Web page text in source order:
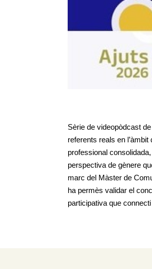
Sèrie de videopòdcast
referents reals en
professional
perspectiva de gènere
marc del Màster de
ha permès validar el
participativa que